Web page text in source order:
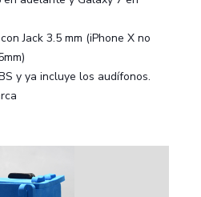
Jack 3.5 mm (iPhone X no
y ya incluye los audífonos.